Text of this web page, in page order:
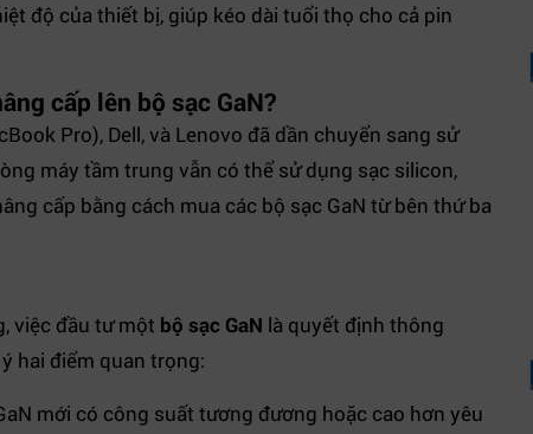
độ của thiết bị, giúp kéo dài tuổi thọ cho cả pin
cấp lên bộ sạc GaN?
Pro), Dell, và Lenovo đã dần chuyển sang sử
máy tầm trung vẫn có thể sử dụng sạc silicon,
cấp bằng cách mua các bộ sạc GaN từ bên thứ ba
việc đầu tư một bộ sạc GaN là quyết định thông
hai điểm quan trọng:
mới có công suất tương đương hoặc cao hơn yêu